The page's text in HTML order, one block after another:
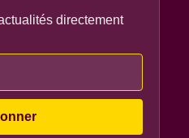
directement